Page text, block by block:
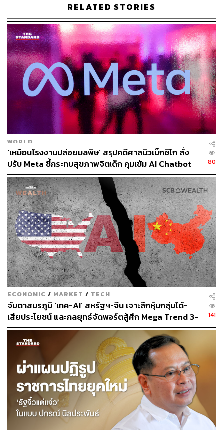
อกตรงๆ ว่า เขากับทีมคุยกันว่า หากวันนี้เด็กจบใหม่นำ AI มา
เขียน Coding ก็จะมีคุณสมบัติเท่ากับตัวเขาที่ทำงานด้านนี้มา
12 ปี หลังได้ฟังก็รู้สึกดีที่เขากล้ามาพูดแบบนี้ หมายความว่า
เขาเริ่มรู้แล้วว่าเขาใช้ AI ไม่เก่ง และเกิดมายด์เซ็ตว่าการ
เขียน Coding ไม่จำเป็นต้องเอาคนมีประสบการณ์มากก็ได้
แต่จ้างเด็กที่เพิ่งจบจากมหาวิทยาลัยที่ใช้ AI เป็นเข้ามาทำงาน
ก็ได้
ตอกย้ำข้อดีของ AI ด้วยงานวิจัยของ McKinsey Global
Institute ที่ระบุว่า องค์กรที่นำ AI มาใช้ในการทำงานจะ
สามารถเพิ่มผลผลิตได้ถึง 20%, งานวิจัยของ IBM ระบุว่า
องค์กรที่นำ AI มาใช้ในการทำงานจะสามารถลดค่าใช้จ่าย
ได้ถึง 30% และงานวิจัยของ Gartner ระบุว่า องค์กรที่นำ AI
มาใช้ในการทำงานจะสามารถเพิ่มรายได้ได้ถึง 25%
นอกจากนี้ยังมีตัวอย่างขององค์กรที่ประสบความสำเร็จจาก
การให้พนักงานทำงานคู่กับ AI เช่น บริษัท Amazon ได้นำ AI
มาใช้ในกระบวนการจัดส่งสินค้า ทำให้สามารถจัดส่งสินค้า
ได้รวดเร็วและแม่นยำมากขึ้น, บริษัท Netflix ได้นำ AI มาใช้
ในระบบแนะนำภาพยนตร์และรายการโทรทัศน์ ทำให้
สามารถแนะนำภาพยนตร์และรายการโทรทัศน์ที่ตรงกับ
ความสนใจของผู้ใช้มากขึ้น และบริษัท Tesla ได้นำ AI มาใช้
ในระบบขับเคลื่อนอัตโนมัติ ทำให้รถยนต์สามารถขับขี่ได้
อย่างปลอดภัยและมีประสิทธิภาพมากขึ้น
จากสถิติและงานวิจัยข้างต้นแสดงให้เห็นว่า องค์กรที่ให้
พนักงานทำงานคู่กับ AI จะสามารถเกิดผลลัพธ์ที่ดีทั้งด้าน
ประสิทธิภาพในการทำงาน ค่าใช้จ่าย และรายได้
นอกจากผลลัพธ์ด้านประสิทธิภาพในการทำงาน ค่าใช้จ่าย
และรายได้แล้ว องค์กรที่ให้พนักงานทำงานคู่กับ AI ยัง
สามารถเกิดผลลัพธ์ที่ดีในด้านอื่นๆ เช่น พนักงานมีทักษะและ
ความรู้ที่เพิ่มขึ้น พนักงานมีแรงจูงใจในการทำงานมากขึ้น
พนักงานมีความคิดสร้างสรรค์มากขึ้น และองค์กรมี
วัฒนธรรมการทำงานที่ดีขึ้น
RELATED STORIES
WORLD
‘เหมือนโรงงานปล่อยมลพิษ’ สรุปคดีศาลนิวเม็กซิโก สั่ง
ปรับ Meta ชี้กระทบสุขภาพจิตเด็ก คุมเข้ม AI Chatbot
80
ECONOMIC / MARKET / TECH
จับตาสมรภูมิ ‘เทค-AI’ สหรัฐฯ-จีน เจาะลึกหุ้นกลุ่มได้-
เสียประโยชน์ และกลยุทธ์จัดพอร์ตสู้ศึก Mega Trend 3-
5 ปีข้างหน้า
141